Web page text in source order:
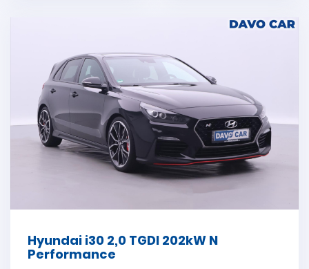
Hyundai i30 2,0 TGDI 202kW N
Performance